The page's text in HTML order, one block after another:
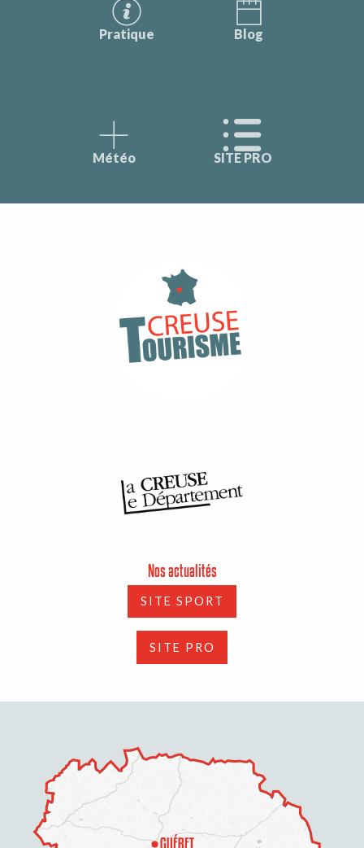
Pratique Blog
Météo SITE PRO
Nos actualités
SITE SPORT
SITE PRO